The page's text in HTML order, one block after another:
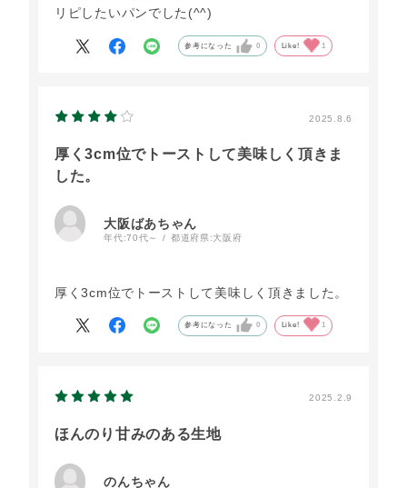
リピしたいパンでした(^^)
参考になった 0 Like! 1
2025.8.6
厚く3cm位でトーストして美味しく頂きま
した。
大阪ばあちゃん
年代:70代～ 都道府県:大阪府
厚く3cm位でトーストして美味しく頂きました。
参考になった 0 Like! 1
2025.2.9
ほんのり甘みのある生地
のんちゃん